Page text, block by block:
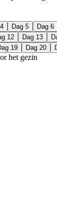
Dag 5 Dag 6
12 Dag 13
19 Dag 20
het gezin